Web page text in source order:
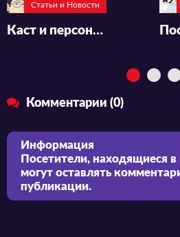
Статьи и Новости
Каст и персонал к аниме «Snack Basue»
Комментарии (0)
Информация
Посетители, находящиеся в
могут оставлять
публикации.